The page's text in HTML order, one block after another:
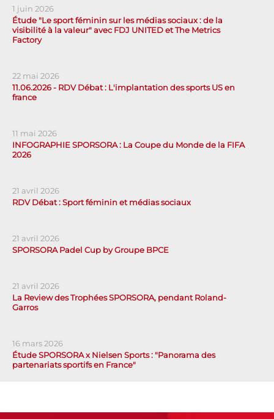
1 juin 2026
Étude "Le sport féminin sur les médias sociaux : de la
visibilité à la valeur" avec FDJ UNITED et The Metrics
Factory
22 mai 2026
11.06.2026 - RDV Débat : L'implantation des sports US en
france
11 mai 2026
INFOGRAPHIE SPORSORA : La Coupe du Monde de la FIFA
2026
21 avril 2026
RDV Débat : Sport féminin et médias sociaux
21 avril 2026
SPORSORA Padel Cup by Groupe BPCE
21 avril 2026
La Review des Trophées SPORSORA, pendant Roland-
Garros
16 mars 2026
Étude SPORSORA x Nielsen Sports : "Panorama des
partenariats sportifs en France"